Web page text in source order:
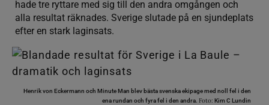
hade tre ryttare med sig till den andra omgången och
alla resultat räknades. Sverige slutade på en sjundeplats
efter en stark laginsats.
Henrik von Eckermann och Minute Man blev bästa svenska ekipage med noll fel i den
ena rundan och fyra fel i den andra. Foto: Kim C Lundin